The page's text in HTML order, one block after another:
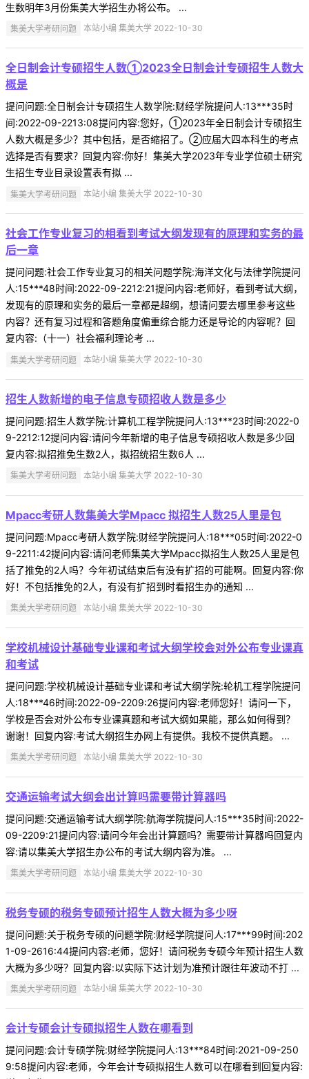
生数明年3月份集美大学招生办将公布。 ...
集美大学考研问题 本站小编 集美大学 2022-10-30
全日制会计专硕招生人数①2023全日制会计专硕招生人数大
概是
提问问题:全日制会计专硕招生人数学院:财经学院提问人:13***35时
间:2022-09-2213:08提问内容:您好，①2023年全日制会计专硕招生
人数大概是多少？其中包括，是否缩招了。②应届大四本科生的考点
选择是否有要求？回复内容:你好！集美大学2023年专业学位硕士研究
生招生专业目录设置表有拟 ...
集美大学考研问题 本站小编 集美大学 2022-10-30
社会工作专业复习的相看到考试大纲发现有的原理和实务的最
后一章
提问问题:社会工作专业复习的相关问题学院:海洋文化与法律学院提问
人:15***48时间:2022-09-2212:21提问内容:老师好，看到考试大纲，
发现有的原理和实务的最后一章都是超纲，想请问要去哪里参考这些
内容？还有复习过程和答题角度偏重综合能力还是导论的内容呢？回
复内容:（十一）社会福利理论考 ...
集美大学考研问题 本站小编 集美大学 2022-10-30
招生人数新增的电子信息专硕招收人数是多少
提问问题:招生人数学院:计算机工程学院提问人:13***23时间:2022-0
9-2212:12提问内容:请问今年新增的电子信息专硕招收人数是多少回
复内容:拟招推免生数2人，拟招统招生数6人 ...
集美大学考研问题 本站小编 集美大学 2022-10-30
Mpacc考研人数集美大学Mpacc 拟招生人数25人里是包
提问问题:Mpacc考研人数学院:财经学院提问人:18***05时间:2022-0
9-2211:42提问内容:请问老师集美大学Mpacc拟招生人数25人里是包
括了推免的2人吗？今年初试结束后有没有扩招的可能啊。回复内容:你
好！不包括推免的2人，有没有扩招到时看招生办的通知 ...
集美大学考研问题 本站小编 集美大学 2022-10-30
学校机械设计基础专业课和考试大纲学校会对外公布专业课真
和考试
提问问题:学校机械设计基础专业课和考试大纲学院:轮机工程学院提问
人:18***46时间:2022-09-2209:26提问内容:老师您好！请问一下，
学校是否会对外公布专业课真题和考试大纲如果能，那么如何得到？
谢谢！回复内容:考试大纲招生办网上有提供。我校不提供真题。 ...
集美大学考研问题 本站小编 集美大学 2022-10-30
交通运输考试大纲会出计算吗需要带计算器吗
提问问题:交通运输考试大纲学院:航海学院提问人:15***35时间:2022-
09-2209:21提问内容:请问今年会出计算题吗？需要带计算器吗回复内
容:请以集美大学招生办公布的考试大纲内容为准。 ...
集美大学考研问题 本站小编 集美大学 2022-10-30
税务专硕的税务专硕预计招生人数大概为多少呀
提问问题:关于税务专硕的问题学院:财经学院提问人:17***99时间:202
1-09-2616:44提问内容:老师，您好！请问税务专硕今年预计招生人数
大概为多少呀？回复内容:以实际下达计划为准预计跟往年波动不打 ...
集美大学考研问题 本站小编 集美大学 2022-10-30
会计专硕会计专硕拟招生人数在哪看到
提问问题:会计专硕学院:财经学院提问人:13***84时间:2021-09-250
9:58提问内容:老师，今年会计专硕拟招生人数可以在哪看到回复内容: